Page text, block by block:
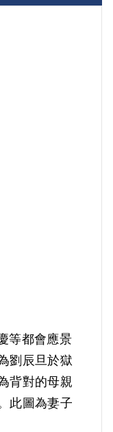
等都會應景
劉辰旦於獄
背對的母親
此圖為妻子